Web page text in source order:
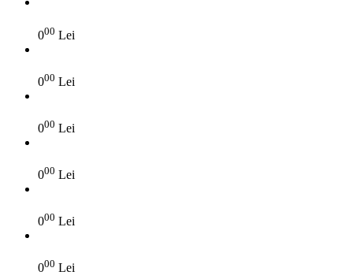
000 Lei
000 Lei
000 Lei
000 Lei
000 Lei
000 Lei